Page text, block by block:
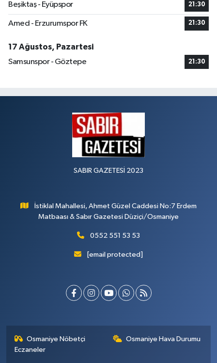
Beşiktaş - Eyüpspor 21:30
Amed - Erzurumspor FK 21:30
17 Ağustos, Pazartesi
Samsunspor - Göztepe
21:30
SABIR GAZETESİ 2023
İstiklal Mahallesi, Ahmet Güzel Caddesi No:7 Erdem
Matbaası & Sabır Gazetesi Düziçi/Osmaniye
0552 551 53 53
[email protected]
Osmaniye Nöbetçi
Eczaneler
Osmaniye Hava Durumu